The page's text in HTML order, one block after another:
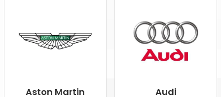
Aston Martin Audi